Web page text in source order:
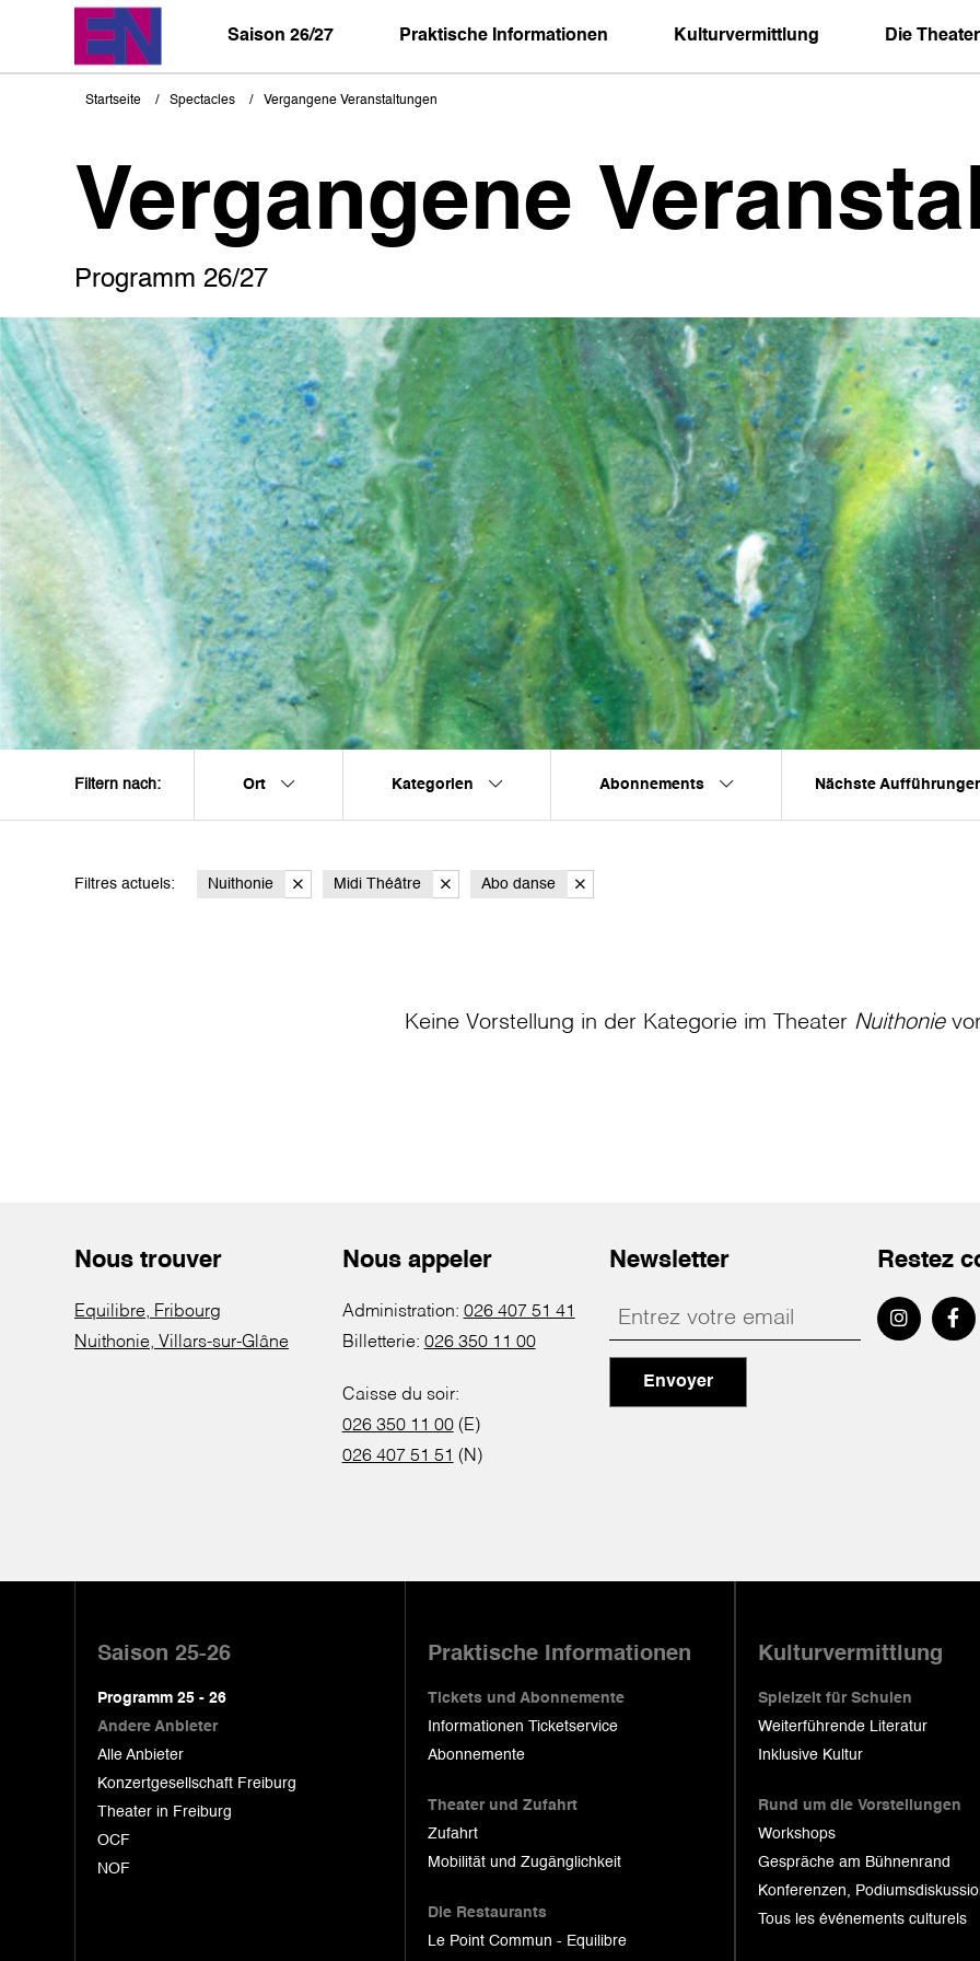
Saison 26/27 Praktische Informationen Kulturvermittlung Die Theater
Pfadnavigation
Startseite Spectacles Vergangene Veranstaltungen
Vergangene
Programm 26/27
Filtern nach: Ort Kategorien Abonnements Nächste
Filtres actuels: Nuithonie Midi Théâtre Abo danse
Keine Vorstellung in der Kategorie im Theater Nuithonie
Nous trouver
Equilibre, Fribourg
Nuithonie, Villars-sur-Glâne
Nous appeler
Administration: 026 407 51 41
Billetterie: 026 350 11 00
Caisse du soir:
026 350 11 00(E)
026 407 51 51 (N)
Newsletter
Envoyer
Restez
Saison 25-26
Programm 25 - 26
Andere Anbieter
Alle Anbieter
Konzertgesellschaft Freiburg
Theater in Freiburg
OCF
NOF
Praktische Informationen
Tickets und Abonnemente
Informationen Ticketservice
Abonnemente
Theater und Zufahrt
Zufahrt
Mobilität und Zugänglichkeit
Die Restaurants
Le Point Commun - Equilibre
Kulturvermittlung
Spielzeit für Schulen
Weiterführende Literatur
Inklusive Kultur
Rund um die Vorstellungen
Workshops
Gespräche am Bühnenrand
Konferenzen,
Tous les événements culturels